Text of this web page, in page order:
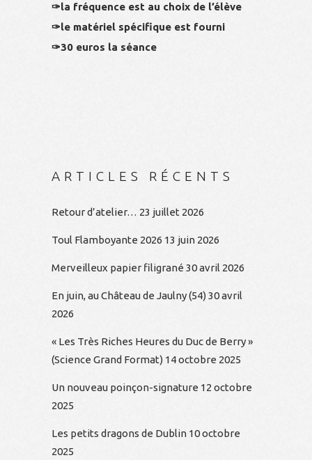
✑la fréquence est au choix de l’élève
✑le matériel spécifique est fourni
✑30 euros la séance
ARTICLES RÉCENTS
Retour d’atelier… 23 juillet 2026
Toul Flamboyante 2026 13 juin 2026
Merveilleux papier filigrané 30 avril 2026
En juin, au Château de Jaulny (54)30 avril
2026
« Les Très Riches Heures du Duc de Berry »
(Science Grand Format) 14 octobre 2025
Un nouveau poinçon-signature 12 octobre
2025
Les petits dragons de Dublin 10 octobre
2025